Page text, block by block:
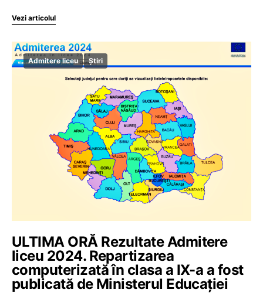
Vezi articolul
Admitere liceu Știri
ULTIMA ORĂ Rezultate Admitere
liceu 2024. Repartizarea
computerizată în clasa a IX-a a fost
publicată de Ministerul Educației